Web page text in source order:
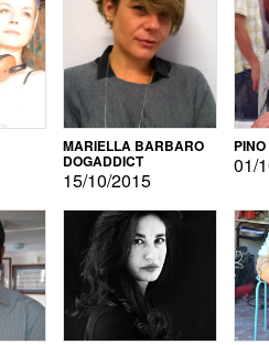
MARIELLA BARBARO
DOGADDICT
15/10/2015
01/